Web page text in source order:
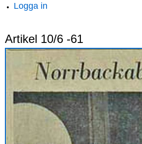
Logga in
Artikel 10/6 -61